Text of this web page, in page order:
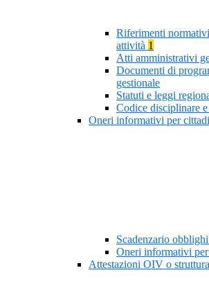
Riferimenti
attività 1
Atti amministrativi
Documenti di
gestionale
Statuti e leggi
Codice disciplinare
Oneri informativi per
Scadenzario
Oneri informativi
Attestazioni OIV o